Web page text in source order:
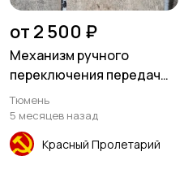
от 2 500 ₽
Механизм ручного
переключения передач
Иж 350 , Иж 49
Тюмень
5 месяцев назад
Красный Пролетарий